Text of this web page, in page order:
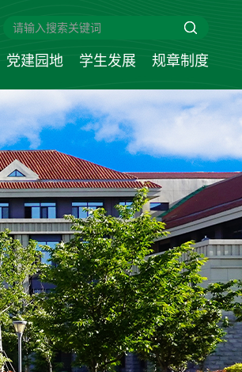
党建园地 学生发展 规章制度